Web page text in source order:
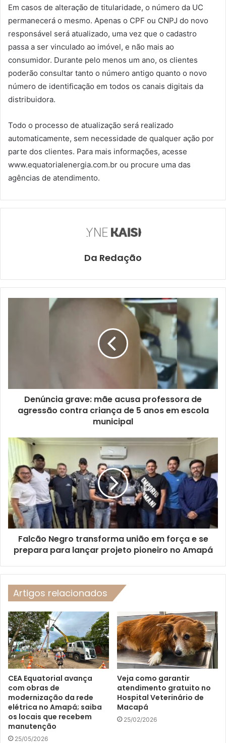
Em casos de alteração de titularidade, o número da UC
permanecerá o mesmo. Apenas o CPF ou CNPJ do novo
responsável será atualizado, uma vez que o cadastro
passa a ser vinculado ao imóvel, e não mais ao
consumidor. Durante pelo menos um ano, os clientes
poderão consultar tanto o número antigo quanto o novo
número de identificação em todos os canais digitais da
distribuidora.
Todo o processo de atualização será realizado
automaticamente, sem necessidade de qualquer ação por
parte dos clientes. Para mais informações, acesse
www.equatorialenergia.com.br ou procure uma das
agências de atendimento.
Da Redação
Denúncia grave: mãe acusa professora de
agressão contra criança de 5 anos em escola
municipal
Falcão Negro transforma união em força e se
prepara para lançar projeto pioneiro no Amapá
Artigos relacionados
CEA Equatorial avança
com obras de
modernização da rede
elétrica no Amapá; saiba
os locais que recebem
manutenção
25/05/2026
Veja como garantir
atendimento gratuito no
Hospital Veterinário de
Macapá
25/02/2026